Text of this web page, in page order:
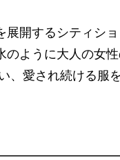
展開するシティシ
のように大人の女
、愛され続ける服